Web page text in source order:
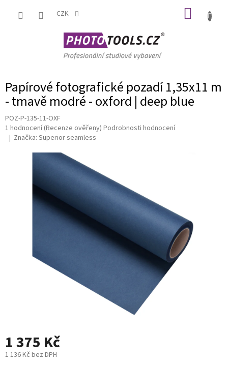
CZK
Papírové fotografické pozadí 1,35x11 m
- tmavě modré - oxford | deep blue
POZ-P-135-11-OXF
Průměrné
hodnocení
hvězdiček.
1 hodnocení(Recenze ověřeny) Podrobnosti hodnocení
Značka: Superior seamless
1 375 Kč
1 136 Kč bez DPH